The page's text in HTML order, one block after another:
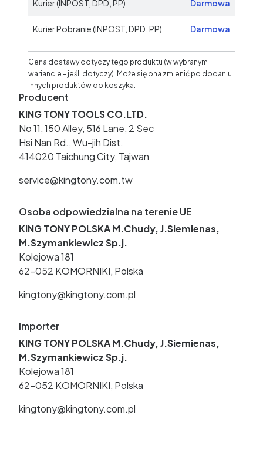
Kurier (INPOST, DPD, PP) Darmowa
Kurier Pobranie (INPOST, DPD, PP) Darmowa
Cena dostawy dotyczy tego produktu (w wybranym
wariancie - jeśli dotyczy). Może się ona zmienić po dodaniu
innych produktów do koszyka.
Producent
KING TONY TOOLS CO.LTD.
No 11, 150 Alley, 516 Lane, 2 Sec
Hsi Nan Rd., Wu-jih Dist.
414020 Taichung City, Tajwan
service@kingtony.com.tw
Osoba odpowiedzialna na terenie UE
KING TONY POLSKA M.Chudy, J.Siemienas,
M.Szymankiewicz Sp.j.
Kolejowa 181
62-052 KOMORNIKI, Polska
kingtony@kingtony.com.pl
Importer
KING TONY POLSKA M.Chudy, J.Siemienas,
M.Szymankiewicz Sp.j.
Kolejowa 181
62-052 KOMORNIKI, Polska
kingtony@kingtony.com.pl